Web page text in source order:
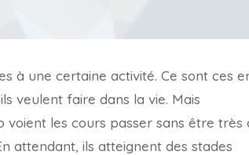
à une certaine activité. Ce sont ces
veulent faire dans la vie. Mais
les cours passer sans être très
attendant, ils atteignent des stades